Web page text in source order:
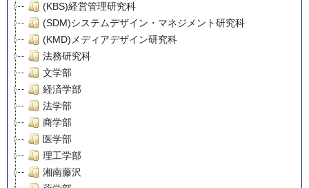
(KBS)経営管理研究科
(SDM)システムデザイン・マネジメント研究科
(KMD)メディアデザイン研究科
法務研究科
文学部
経済学部
法学部
商学部
医学部
理工学部
湘南藤沢